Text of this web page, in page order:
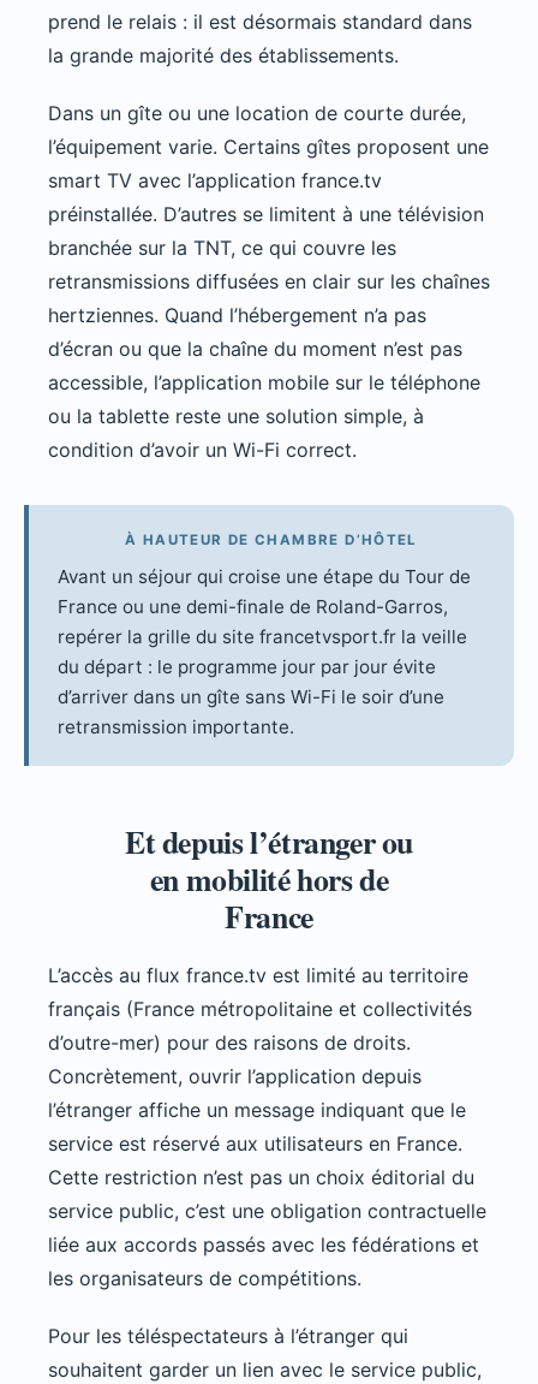
prend le relais : il est désormais standard dans
la grande majorité des établissements.
Dans un gîte ou une location de courte durée,
l’équipement varie. Certains gîtes proposent une
smart TV avec l’application france.tv
préinstallée. D’autres se limitent à une télévision
branchée sur la TNT, ce qui couvre les
retransmissions diffusées en clair sur les chaînes
hertziennes. Quand l’hébergement n’a pas
d’écran ou que la chaîne du moment n’est pas
accessible, l’application mobile sur le téléphone
ou la tablette reste une solution simple, à
condition d’avoir un Wi-Fi correct.
À HAUTEUR DE CHAMBRE D’HÔTEL
Avant un séjour qui croise une étape du Tour de
France ou une demi-finale de Roland-Garros,
repérer la grille du site francetvsport.fr la veille
du départ : le programme jour par jour évite
d’arriver dans un gîte sans Wi-Fi le soir d’une
retransmission importante.
Et depuis l’étranger ou
en mobilité hors de
France
L’accès au flux france.tv est limité au territoire
français (France métropolitaine et collectivités
d’outre-mer) pour des raisons de droits.
Concrètement, ouvrir l’application depuis
l’étranger affiche un message indiquant que le
service est réservé aux utilisateurs en France.
Cette restriction n’est pas un choix éditorial du
service public, c’est une obligation contractuelle
liée aux accords passés avec les fédérations et
les organisateurs de compétitions.
Pour les téléspectateurs à l’étranger qui
souhaitent garder un lien avec le service public,